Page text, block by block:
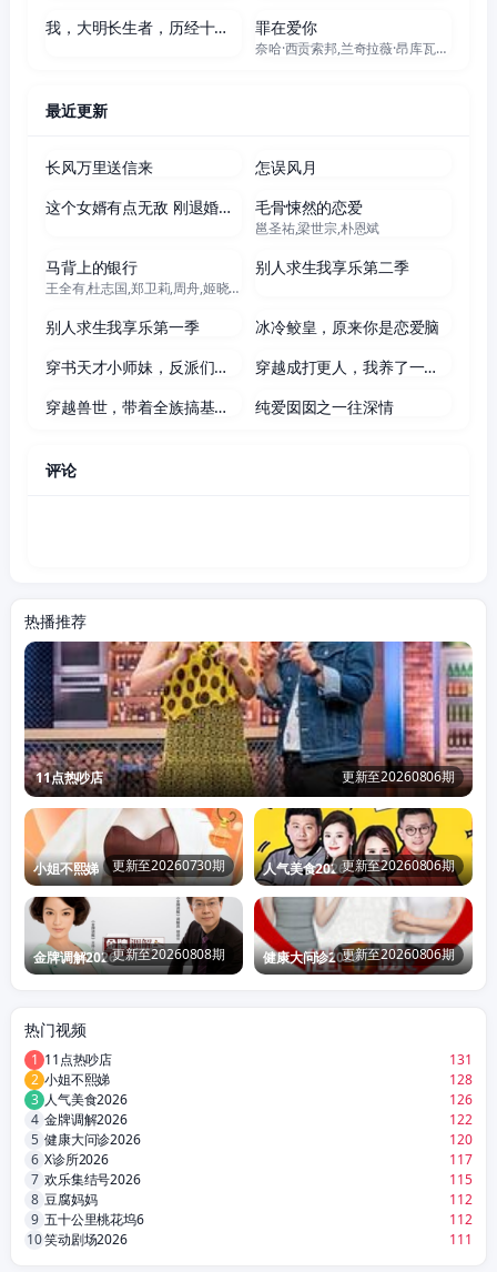
我，大明长生者，历经十六帝 罪在爱你
奈哈·西贡索邦,兰奇拉薇·昂库瓦拉沃特
最近更新
长风万里送信来 怎误风月
这个女婿有点无敌 刚退婚就被国民女神表白了 毛骨悚然的恋爱
邕圣祐,梁世宗,朴恩斌
马背上的银行
王全有,杜志国,郑卫莉,周舟,姬晓飞,王芳政,郭烁杰
别人求生我享乐第二季
113集全
别人求生我享乐第一季 冰冷鲛皇，原来你是恋爱脑
300集全
穿书天才小师妹，反派们争着宠！
81集全
穿越成打更人，我养了一院妖王
346集全
穿越兽世，带着全族搞基建第四季
49集全
纯爱囡囡之一往深情
评论
热播推荐
更新至20260806期
11点热吵店
更新至20260730期
小姐不熙娣 更新至20260806期
人气美食2026
更新至20260808期
金牌调解2026 更新至20260806期
健康大问诊2026
热门视频
1 11点热吵店
131
2 小姐不熙娣
128
3 人气美食2026
126
4 金牌调解2026
122
5 健康大问诊2026
120
6 X诊所2026
117
7 欢乐集结号2026
115
8 豆腐妈妈
112
9 五十公里桃花坞6
112
10笑动剧场2026 111